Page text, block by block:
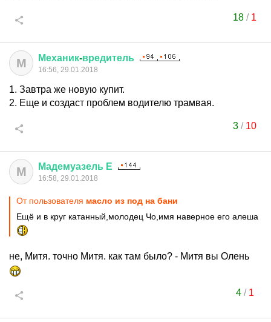
18 / 1
М Механик-вредитель
16:56, 29.01.2018
1. Завтра же новую купит.
2. Еще и создаст проблем водителю трамвая.
3 / 10
М Мадемуазель Е
16:58, 29.01.2018
От пользователя масло из под на бани
Ещё и в круг катанный,молодец Чо,имя наверное его алеша
не, Митя. точно Митя. как там было? - Митя вы Олень
4/ 1